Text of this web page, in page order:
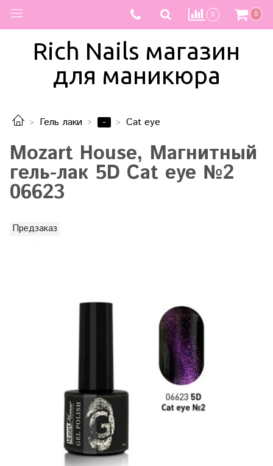
0 0
Rich Nails магазин
для маникюра
Гель лаки - Cat eye
Mozart House, Магнитный
гель-лак 5D Cat eye №2
06623
Предзаказ